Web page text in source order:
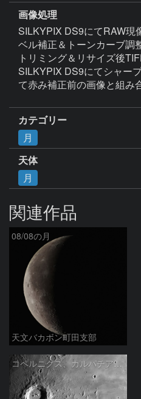
画像処理
SILKYPIX DS9にてRAW現
ベル補正＆トーンカーブ調
トリミング＆リサイズ後
SILKYPIX DS9にてシャー
て赤み補正前の画像と組み
カテゴリー
月
天体
月
関連作品
08/08の月
天文バカボン町田支部
コペルニクス、カルパチア山脈付近